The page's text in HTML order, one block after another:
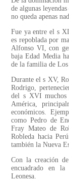
de algunas
no queda apenas
Fue ya entre el s
es repoblada por
Alfonso VI, con
baja Edad Media
de la familia de Los
Durante el s XV,
Rodrigo,
del s XVI muchos
América,
económicos.
como Pedro de
Fray Mateo de
Robleda hacia
también la Nueva
Con la creación
encuadrado en
Leonesa.